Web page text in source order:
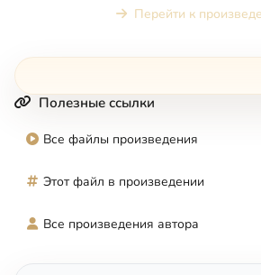
Перейти к
Полезные ссылки
Все файлы произведения
Этот файл в произведении
Все произведения автора